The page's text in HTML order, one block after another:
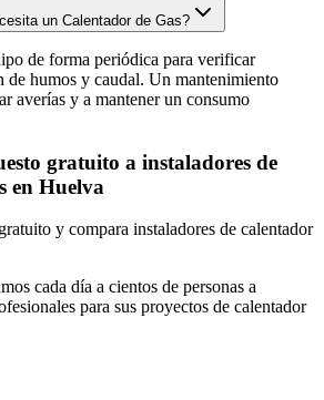
un Calentador de Gas?
de forma periódica para verificar
de humos y caudal. Un mantenimiento
averías y a mantener un consumo
gratuito a instaladores de
en Huelva
y compara instaladores de calentador
cada día a cientos de personas a
para sus proyectos de calentador